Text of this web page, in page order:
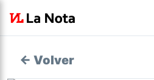
← Volver